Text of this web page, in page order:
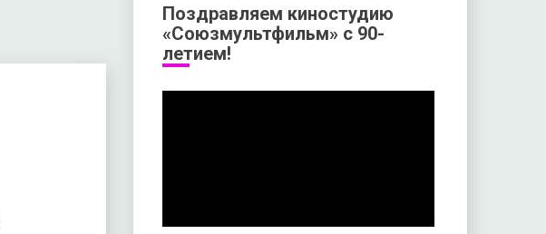
Поздравляем киностудию
«Союзмультфильм» с 90-
летием!